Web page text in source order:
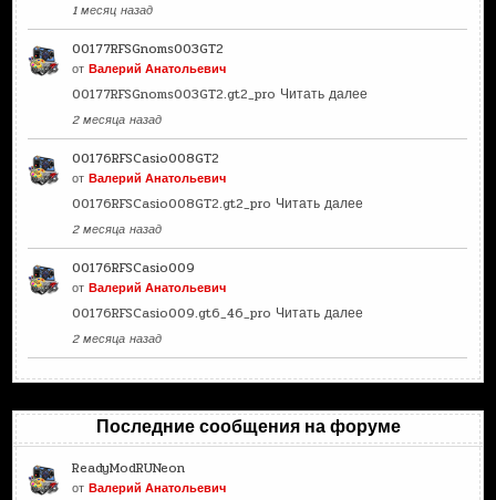
1 месяц назад
00177RFSGnoms003GT2
отВалерий Анатольевич
00177RFSGnoms003GT2.gt2_pro Читать далее
2 месяца назад
00176RFSCasio008GT2
отВалерий Анатольевич
00176RFSCasio008GT2.gt2_pro Читать далее
2 месяца назад
00176RFSCasio009
отВалерий Анатольевич
00176RFSCasio009.gt6_46_pro Читать далее
2 месяца назад
Последние сообщения на форуме
ReadyModRUNeon
отВалерий Анатольевич